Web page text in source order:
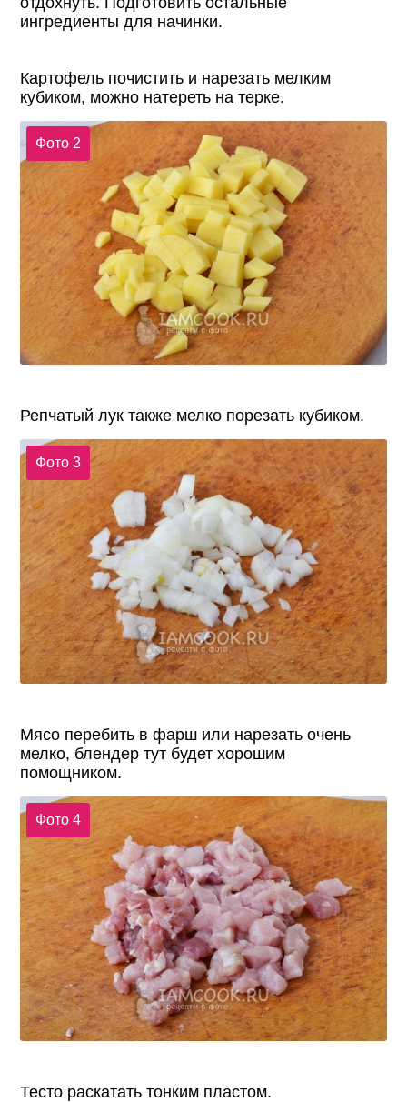
ингредиенты для начинки.
Картофель почистить и нарезать мелким
кубиком, можно натереть на терке.
Фото 2
Репчатый лук также мелко порезать кубиком.
Фото 3
Мясо перебить в фарш или нарезать очень
мелко, блендер тут будет хорошим
помощником.
Фото 4
Тесто раскатать тонким пластом.